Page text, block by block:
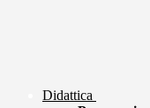
Didattica